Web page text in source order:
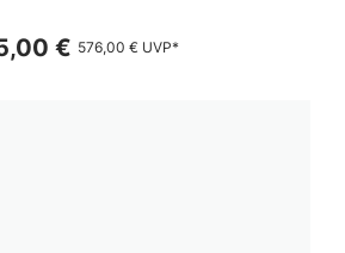
€ 576,00 € UVP*